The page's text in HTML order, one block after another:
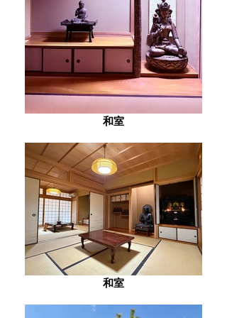
和室
和室